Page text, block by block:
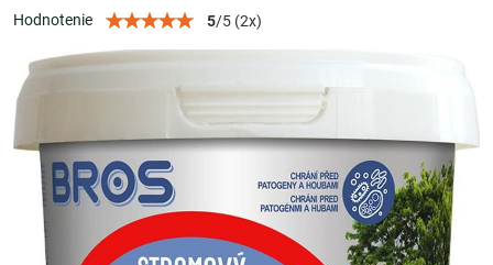
Hodnotenie 5/5 (2x)